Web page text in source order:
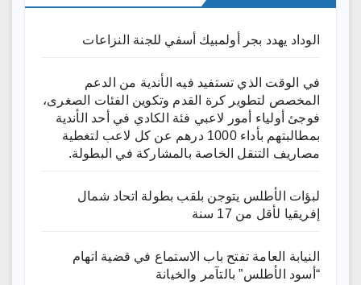
الوداد يهدد بجر أولمبيك أسفي للجنة النزاعات
في الوقت الذي تستفيد فيه الأندية من الدعم
المخصص لتطوير كرة القدم وتكوين الفئات الصغرى،
فوجئ أولياء أمور لاعبي فئة الكادي في أحد الأندية
بمطالبتهم بأداء 1000 درهم عن كل لاعب لتغطية
مصاريف التنقل الخاصة بالمشاركة في البطولة.
لبؤات الأطلس يتوجن بلقب بطولة اتحاد شمال
إفريقيا لأقل من 17 سنة
النيابة العامة تفتح باب الاستماع في قضية اتهام
“أسود الأطلس” بالتآمر والخيانة